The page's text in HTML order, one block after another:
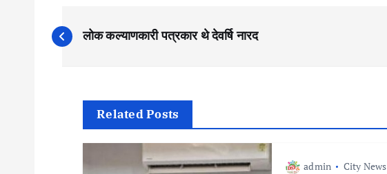
P
लोक कल्याणकारी पत्रकार थे देवर्षि नारद
Related Posts
admin City News